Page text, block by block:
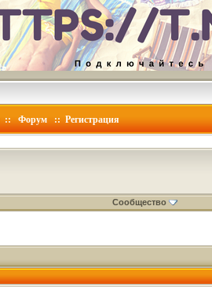
:: Форум:: Регистрация
Сообщество